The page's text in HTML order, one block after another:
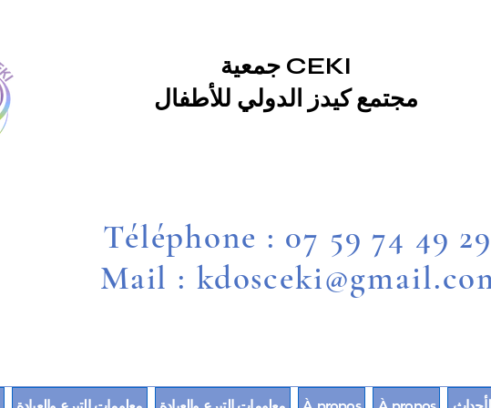
جمعية CEKI
مجتمع كيدز الدولي للأطفال
Téléphone : 07 59 74 49 29
Mail :